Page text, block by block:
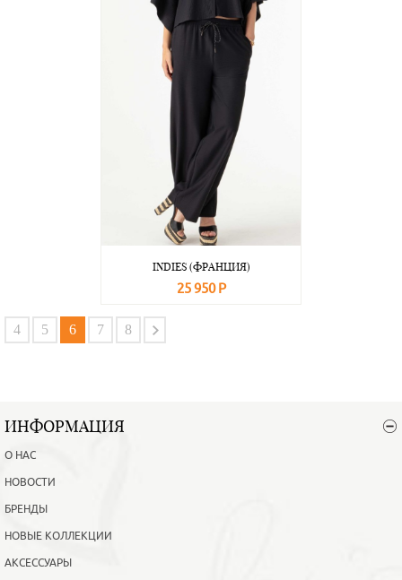
INDIES (ФРАНЦИЯ)
25 950 Р
В корзину
4 5 6 7 8
ИНФОРМАЦИЯ
О НАС
НОВОСТИ
БРЕНДЫ
НОВЫЕ КОЛЛЕКЦИИ
АКСЕССУАРЫ